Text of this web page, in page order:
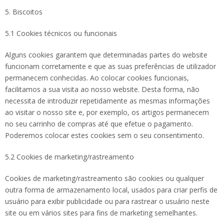
5. Biscoitos
5.1 Cookies técnicos ou funcionais
Alguns cookies garantem que determinadas partes do website
funcionam corretamente e que as suas preferências de utilizador
permanecem conhecidas. Ao colocar cookies funcionais,
facilitamos a sua visita ao nosso website. Desta forma, não
necessita de introduzir repetidamente as mesmas informações
ao visitar o nosso site e, por exemplo, os artigos permanecem
no seu carrinho de compras até que efetue o pagamento.
Poderemos colocar estes cookies sem o seu consentimento.
5.2 Cookies de marketing/rastreamento
Cookies de marketing/rastreamento são cookies ou qualquer
outra forma de armazenamento local, usados para criar perfis de
usuário para exibir publicidade ou para rastrear o usuário neste
site ou em vários sites para fins de marketing semelhantes.